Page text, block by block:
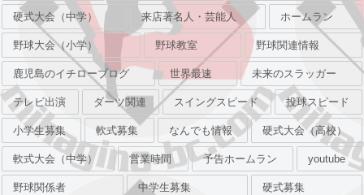
硬式大会（中学） 来店著名人・芸能人 ホームラン
野球大会（小学） 野球教室 野球関連情報
鹿児島のイチローブログ 世界最速 未来のスラッガー
テレビ出演 ダーツ関連 スイングスピード 投球スピード
小学生募集 軟式募集 なんでも情報 硬式大会（高校）
軟式大会（中学） 営業時間 予告ホームラン youtube
野球関係者 中学生募集 硬式募集